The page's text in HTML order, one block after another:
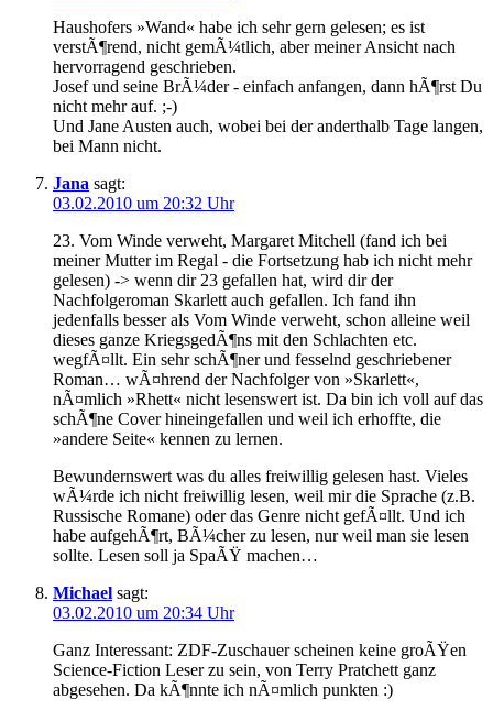
Haushofers »Wand« habe ich sehr gern gelesen; es ist
verstÃ¶rend, nicht gemÃ¼tlich, aber meiner Ansicht nach
hervorragend geschrieben.
Josef und seine BrÃ¼der - einfach anfangen, dann hÃ¶rst Du
nicht mehr auf. ;-)
Und Jane Austen auch, wobei bei der anderthalb Tage langen,
bei Mann nicht.
Jana sagt:
03.02.2010 um 20:32 Uhr
23. Vom Winde verweht, Margaret Mitchell (fand ich bei
meiner Mutter im Regal - die Fortsetzung hab ich nicht mehr
gelesen) -> wenn dir 23 gefallen hat, wird dir der
Nachfolgeroman Skarlett auch gefallen. Ich fand ihn
jedenfalls besser als Vom Winde verweht, schon alleine weil
dieses ganze KriegsgedÃ¶ns mit den Schlachten etc.
wegfÃ¤llt. Ein sehr schÃ¶ner und fesselnd geschriebener
Roman… wÃ¤hrend der Nachfolger von »Skarlett«,
nÃ¤mlich »Rhett« nicht lesenswert ist. Da bin ich voll auf das
schÃ¶ne Cover hineingefallen und weil ich erhoffte, die
»andere Seite« kennen zu lernen.
Bewundernswert was du alles freiwillig gelesen hast. Vieles
wÃ¼rde ich nicht freiwillig lesen, weil mir die Sprache (z.B.
Russische Romane) oder das Genre nicht gefÃ¤llt. Und ich
habe aufgehÃ¶rt, BÃ¼cher zu lesen, nur weil man sie lesen
sollte. Lesen soll ja SpaÃŸ machen…
Michael sagt:
03.02.2010 um 20:34 Uhr
Ganz Interessant: ZDF-Zuschauer scheinen keine groÃŸen
Science-Fiction Leser zu sein, von Terry Pratchett ganz
abgesehen. Da kÃ¶nnte ich nÃ¤mlich punkten :)